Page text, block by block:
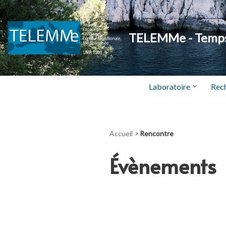
Aller
au
contenu
TELEMMe -
Laboratoire
Accueil > Rencontre
Évènements